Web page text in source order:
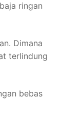
ringan
Dimana
terlindung
bebas